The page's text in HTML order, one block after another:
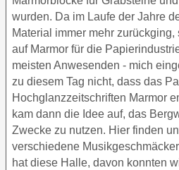
wurden. Da im Laufe der Jahre
Material immer mehr
auf Marmor für die
meisten Anwesenden - mich
zu diesem Tag nicht, dass das
Hochglanzzeitschriften Marmor
kam dann die Idee auf, das
Zwecke zu nutzen. Hier finden
verschiedene
hat diese Halle, davon konnten